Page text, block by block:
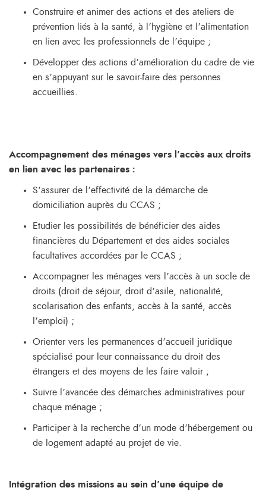
Construire et animer des actions et des ateliers de
prévention liés à la santé, à l’hygiène et l’alimentation
en lien avec les professionnels de l’équipe ;
Développer des actions d’amélioration du cadre de vie
en s’appuyant sur le savoir-faire des personnes
accueillies.
Accompagnement des ménages vers l’accès aux droits
en lien avec les partenaires :
S’assurer de l’effectivité de la démarche de
domiciliation auprès du CCAS ;
Etudier les possibilités de bénéficier des aides
financières du Département et des aides sociales
facultatives accordées par le CCAS ;
Accompagner les ménages vers l’accès à un socle de
droits (droit de séjour, droit d’asile, nationalité,
scolarisation des enfants, accès à la santé, accès
l’emploi) ;
Orienter vers les permanences d’accueil juridique
spécialisé pour leur connaissance du droit des
étrangers et des moyens de les faire valoir ;
Suivre l’avancée des démarches administratives pour
chaque ménage ;
Participer à la recherche d’un mode d’hébergement ou
de logement adapté au projet de vie.
Intégration des missions au sein d’une équipe de